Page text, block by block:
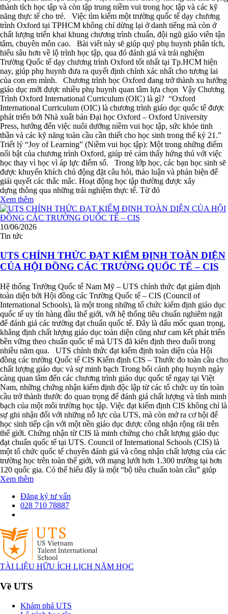
thành tích học tập và còn tập trung niềm vui trong học tập và các kỹ
năng thực tế cho trẻ. Việc tìm kiếm một trường quốc tế dạy chương
trình Oxford tại TPHCM không chỉ dừng lại ở danh tiếng mà còn ở
chất lượng triển khai khung chương trình chuẩn, đội ngũ giáo viên tận
tâm, chuyên môn cao. Bài viết này sẽ giúp quý phụ huynh phân tích,
hiểu sâu hơn về lộ trình học tập, qua đó đánh giá và trải nghiệm
Trường Quốc tế dạy chương trình Oxford tốt nhất tại Tp.HCM hiện
nay, giúp phụ huynh đưa ra quyết định chính xác nhất cho tương lai
của con em mình. Chương trình học Oxford đang trở thành xu hướng
giáo dục mới được nhiều phụ huynh quan tâm lựa chọn Vậy Chương
Trình Oxford International Curriculum (OIC) là gì? “Oxford
International Curriculum (OIC) là chương trình giáo dục quốc tế được
phát triển bởi Nhà xuất bản Đại học Oxford – Oxford University
Press, hướng đến việc nuôi dưỡng niềm vui học tập, sức khỏe tinh
thần và các kỹ năng toàn cầu cần thiết cho học sinh trong thế kỷ 21.”
Triết lý “Joy of Learning” (Niềm vui học tập): Một trong những điểm
nổi bật của chương trình Oxford, giúp trẻ cảm thấy hứng thú với việc
học thay vì học vì áp lực điểm số. Trong lớp học, các bạn học sinh sẽ
được khuyến khích chủ động đặt câu hỏi, thảo luận và phản biện để
giải quyết các thắc mắc. Hoạt động học tập thường được xây
dựng thông qua những trải nghiệm thực tế. Từ đó
Xem thêm
10/06/2026
Tin tức
UTS CHÍNH THỨC ĐẠT KIỂM ĐỊNH TOÀN DIỆN
CỦA HỘI ĐỒNG CÁC TRƯỜNG QUỐC TẾ – CIS
Hệ thống Trường Quốc tế Nam Mỹ – UTS chính thức đạt giám định
toàn diện bởi Hội đồng các Trường Quốc tế – CIS (Council of
International Schools), là một trong những tổ chức kiểm định giáo dục
quốc tế uy tín hàng đầu thế giới, với hệ thống tiêu chuẩn nghiêm ngặt
để đánh giá các trường đạt chuẩn quốc tế. Đây là dấu mốc quan trọng,
khẳng định chất lượng giáo dục toàn diện cũng như cam kết phát triển
bền vững theo chuẩn quốc tế mà UTS đã kiên định theo đuổi trong
nhiều năm qua. UTS chính thức đạt kiểm định toàn diện của Hội
đồng các trường Quốc tế CIS Kiểm định CIS – Thước đo toàn cầu cho
chất lượng giáo dục và sự minh bạch Trong bối cảnh phụ huynh ngày
càng quan tâm đến các chương trình giáo dục quốc tế ngay tại Việt
Nam, những chứng nhận kiểm định độc lập từ các tổ chức uy tín toàn
cầu trở thành thước đo quan trọng để đánh giá chất lượng và tính minh
bạch của một môi trường học tập. Việc đạt kiểm định CIS không chỉ là
sự ghi nhận đối với những nỗ lực của UTS, mà còn mở ra cơ hội để
học sinh tiếp cận với một nền giáo dục được công nhận rộng rãi trên
thế giới. Chứng nhận từ CIS là minh chứng cho chất lượng giáo dục
đạt chuẩn quốc tế tại UTS. Council of International Schools (CIS) là
một tổ chức quốc tế chuyên đánh giá và công nhận chất lượng của các
trường học trên toàn thế giới, với mạng lưới hơn 1.300 trường tại hơn
120 quốc gia. Có thể hiểu đây là một “bộ tiêu chuẩn toàn cầu” giúp
Xem thêm
Đăng ký tư vấn
028 710 78887
TÀI LIỆU HỮU ÍCH LỊCH NĂM HỌC
Về UTS
Khám phá UTS